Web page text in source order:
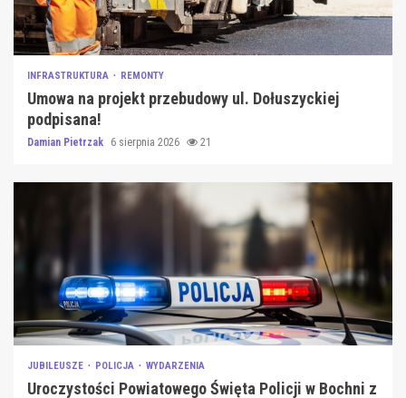
INFRASTRUKTURA REMONTY
Umowa na projekt przebudowy ul. Dołuszyckiej
podpisana!
Damian Pietrzak 6 sierpnia 2026 21
JUBILEUSZE POLICJA WYDARZENIA
Uroczystości Powiatowego Święta Policji w Bochni z